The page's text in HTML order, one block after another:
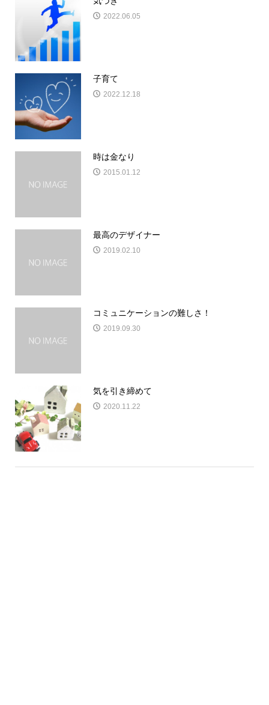
2022.06.05
子育て
2022.12.18
時は金なり
2015.01.12
最高のデザイナー
2019.02.10
コミュニケーションの難しさ！
2019.09.30
気を引き締めて
2020.11.22